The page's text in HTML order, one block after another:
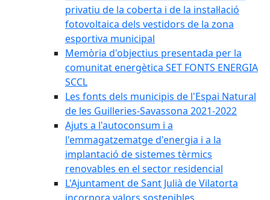
privatiu de la coberta i de la instal·lació
fotovoltaica dels vestidors de la zona
esportiva municipal
Memòria d'objectius presentada per la
comunitat energètica SET FONTS ENERGIA
SCCL
Les fonts dels municipis de l'Espai Natural
de les Guilleries-Savassona 2021-2022
Ajuts a l'autoconsum i a
l'emmagatzematge d'energia i a la
implantació de sistemes tèrmics
renovables en el sector residencial
L'Ajuntament de Sant Julià de Vilatorta